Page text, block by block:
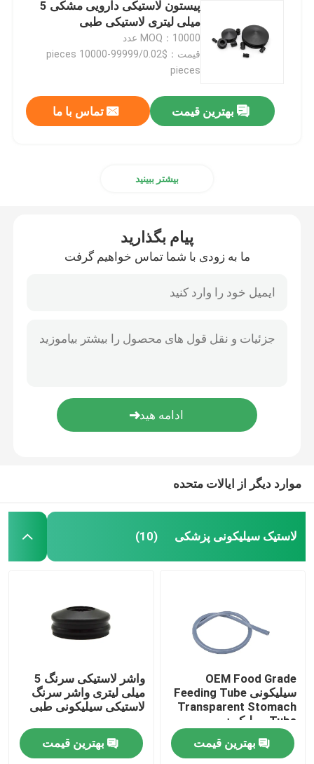
لوازم جانبی سرنگ
درپوش لاستیکی بوتیل
لوله سیلیکونی پزشکی
لوله زهکشی
لوازم جانبی کاتتر ادراری
لوازم جانبی تزریق
پیستون لاستیکی دارویی مشکی 5
میلی لیتری لاستیکی طبی
MOQ：10000 عدد
قیمت：$0.02/pieces 10000-99999
pieces
بهترین قیمت تماس با ما
بیشتر ببینید
پیام بگذارید
ما به زودی با شما تماس خواهیم گرفت
موارد دیگر از ایالات متحده
لاستیک سیلیکونی پزشکی (10)
OEM Food Grade
سیلیکونی Feeding Tube
Transparent Stomach
Tube سیلیکون
بهترین قیمت
واشر لاستیکی سرنگ 5
میلی لیتری واشر سرنگ
لاستیکی سیلیکونی طبی
بهترین قیمت